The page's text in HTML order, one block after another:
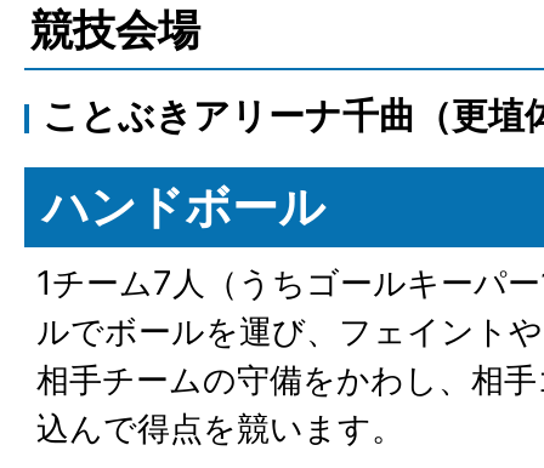
競技会場
ことぶきアリーナ千曲（更埴
ハンドボール
1チーム7人（うちゴールキーパ
ルでボールを運び、フェイント
相手チームの守備をかわし、相
込んで得点を競います。